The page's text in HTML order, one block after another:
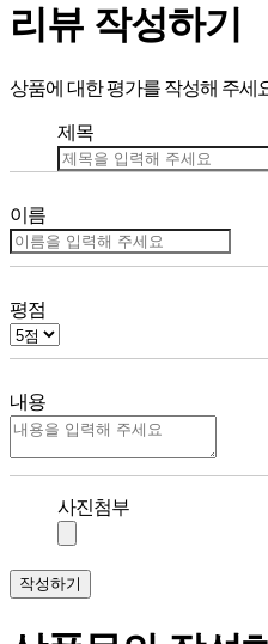
리뷰 작성하기
상품에 대한 평가를 작성해 주세
제목
이름
평점
내용
사진첨부
작성하기